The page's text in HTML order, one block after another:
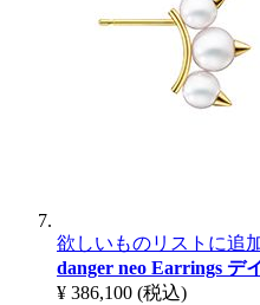
欲しいものリストに追
danger neo Earrings デ
¥ 386,100 (税込)